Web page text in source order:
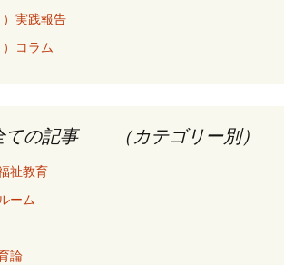
実践報告
コラム
ての記事 （カテゴリー別）
祉教育
ーム
論